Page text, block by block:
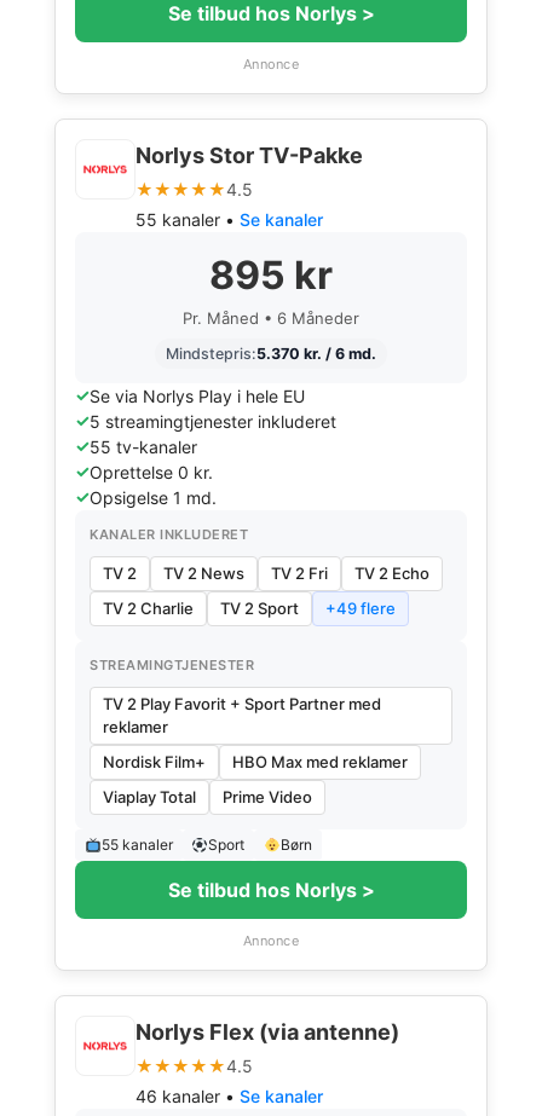
Se tilbud hos Norlys >
Annonce
Norlys Stor TV-Pakke
★★★★★4.5
55 kanaler • Se kanaler
895 kr
Pr. Måned • 6 Måneder
Mindstepris:5.370 kr. / 6 md.
Se via Norlys Play i hele EU
5 streamingtjenester inkluderet
55 tv-kanaler
Oprettelse 0 kr.
Opsigelse 1 md.
KANALER INKLUDERET
TV 2 TV 2 News TV 2 Fri
TV 2 Echo
TV 2 Charlie
TV 2 Sport +49 flere
STREAMINGTJENESTER
TV 2 Play Favorit + Sport Partner med
reklamer
Nordisk Film+
HBO Max med reklamer
Viaplay Total
Prime Video
55 kanaler Sport Børn
Se tilbud hos Norlys >
Annonce
Norlys Flex (via antenne)
★★★★★4.5
46 kanaler • Se kanaler